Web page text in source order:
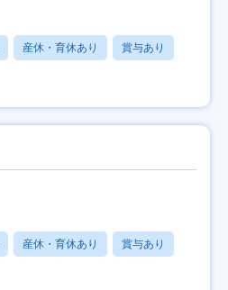
産休・育休あり 賞与あり
産休・育休あり 賞与あり